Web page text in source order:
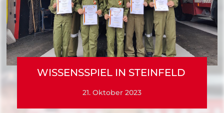
WISSENSSPIEL IN STEINFELD
21. Oktober 2023